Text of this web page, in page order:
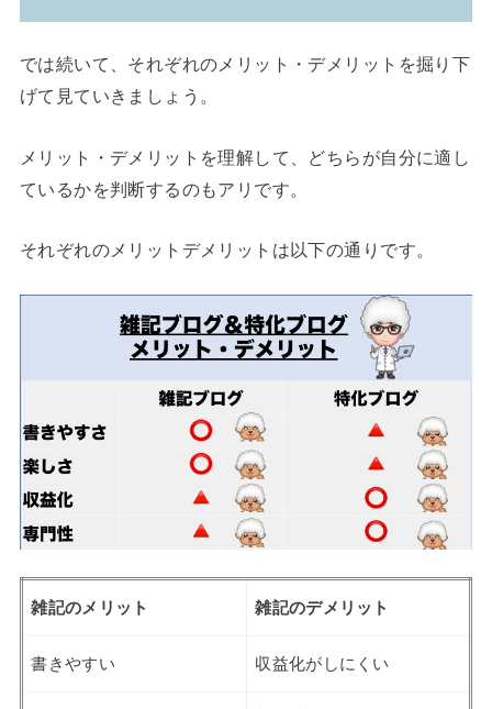
では続いて、それぞれのメリット・デメリットを掘り下
げて見ていきましょう。
メリット・デメリットを理解して、どちらが自分に適し
ているかを判断するのもアリです。
それぞれのメリットデメリットは以下の通りです。
雑記のメリット 雑記のデメリット
書きやすい 収益化がしにくい